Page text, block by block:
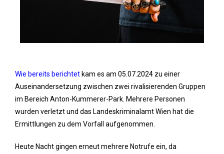
Wie bereits berichtet kam es am 05.07.2024 zu einer
Auseinandersetzung zwischen zwei rivalisierenden Gruppen
im Bereich Anton-Kummerer-Park. Mehrere Personen
wurden verletzt und das Landeskriminalamt Wien hat die
Ermittlungen zu dem Vorfall aufgenommen.
Heute Nacht gingen erneut mehrere Notrufe ein, da